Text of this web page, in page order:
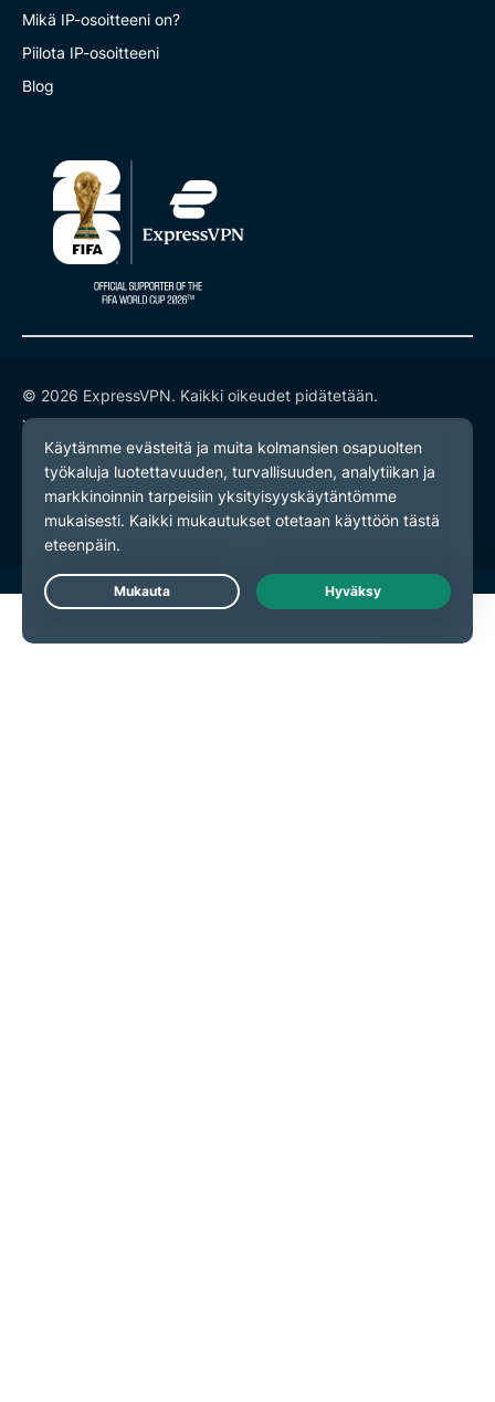
Mikä IP-osoitteeni on?
Piilota IP-osoitteeni
Blog
© 2026 ExpressVPN. Kaikki oikeudet pidätetään.
Yksityisyyskäytäntö
Palveluehdot
Evästeasetukset
Live Chat